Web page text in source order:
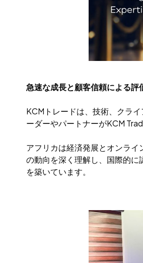
急速な成長と顧客信頼による評
KCMトレードは、技術、クラ
ーダーやパートナーがKCM
アフリカは経済発展とオンラ
の動向を深く理解し、国際的
を築いています。